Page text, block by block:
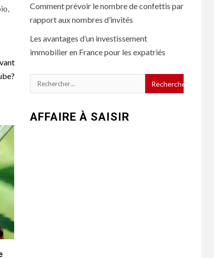
Comment prévoir le nombre de confettis par
rapport aux nombres d’invités
Les avantages d’un investissement
immobilier en France pour les expatriés
Rechercher :
AFFAIRE À SAISIR